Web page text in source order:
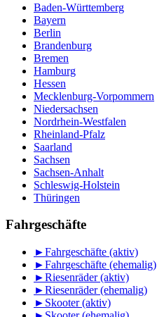
Baden-Württemberg
Bayern
Berlin
Brandenburg
Bremen
Hamburg
Hessen
Mecklenburg-Vorpommern
Niedersachsen
Nordrhein-Westfalen
Rheinland-Pfalz
Saarland
Sachsen
Sachsen-Anhalt
Schleswig-Holstein
Thüringen
Fahrgeschäfte
►Fahrgeschäfte (aktiv)
►Fahrgeschäfte (ehemalig)
►Riesenräder (aktiv)
►Riesenräder (ehemalig)
► Skooter (aktiv)